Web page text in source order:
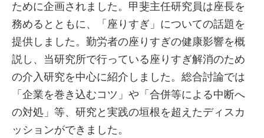
ために企画されました。甲斐主任研究員は座長を
務めるとともに、「座りすぎ」についての話題を
提供しました。勤労者の座りすぎの健康影響を概
説し、当研究所で行っている座りすぎ解消のため
の介入研究を中心に紹介しました。総合討論では
「企業を巻き込むコツ」や「合併等による中断へ
の対処」等、研究と実践の垣根を超えたディスカ
ッションができました。